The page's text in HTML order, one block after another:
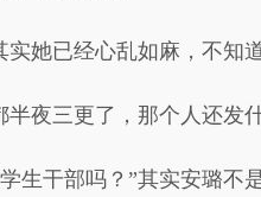
她已经心乱如麻，不知
夜三更了，那个人还发
生干部吗？”其实安璐不